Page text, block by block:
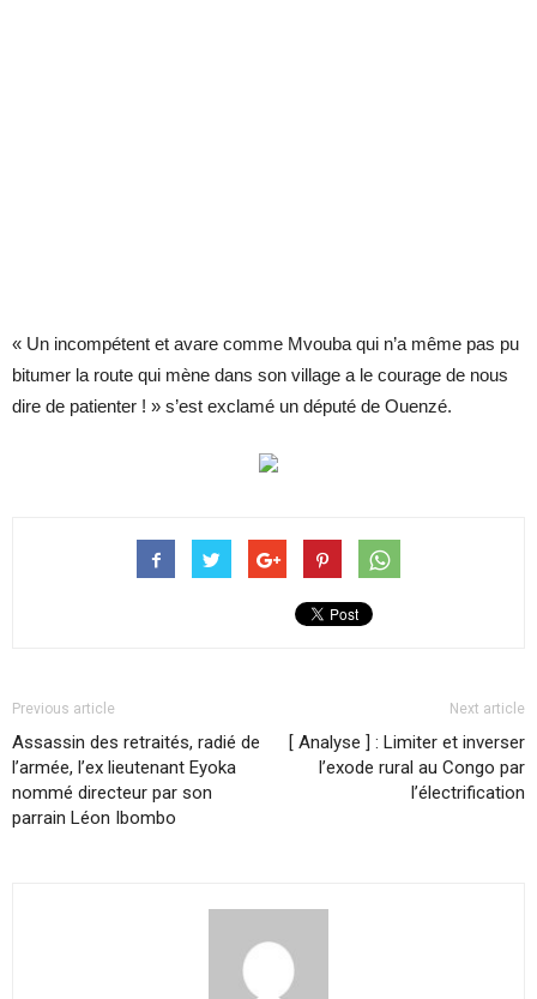
« Un incompétent et avare comme Mvouba qui n’a même pas pu
bitumer la route qui mène dans son village a le courage de nous
dire de patienter ! » s’est exclamé un député de Ouenzé.
Previous article
Assassin des retraités, radié de
l’armée, l’ex lieutenant Eyoka
nommé directeur par son
parrain Léon Ibombo
Next article
[ Analyse ] : Limiter et inverser
l’exode rural au Congo par
l’électrification